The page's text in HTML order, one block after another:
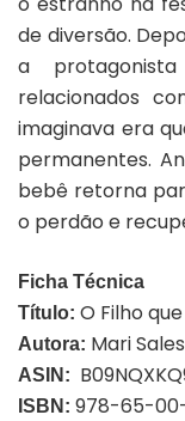
de diversão.
a
relacionados
imaginava era
permanentes.
bebê retorna
o perdão e
Ficha Técnica
Título: O Filho
Autora: Mari Sales
ASIN:
ISBN: 978-65-